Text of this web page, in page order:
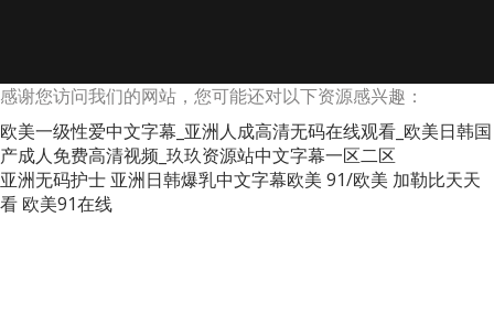
感谢您访问我们的网站，您可能还对以下资源感兴趣：
欧美一级性爱中文字幕_亚洲人成高清无码在线观看_欧美日韩国
产成人免费高清视频_玖玖资源站中文字幕一区二区
亚洲无码护士 亚洲日韩爆乳中文字幕欧美 91/欧美 加勒比天天
看 欧美91在线